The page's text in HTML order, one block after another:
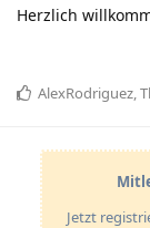
Herzlich
AlexRodriguez,
Jetzt